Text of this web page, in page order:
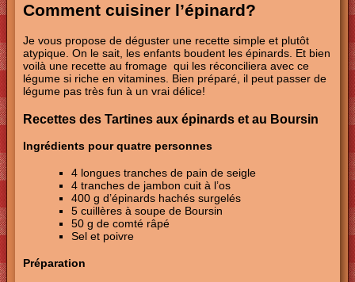
Comment cuisiner l’épinard?
Je vous propose de déguster une recette simple et plutôt
atypique. On le sait, les enfants boudent les épinards. Et bien
voilà une recette au fromage qui les réconciliera avec ce
légume si riche en vitamines. Bien préparé, il peut passer de
légume pas très fun à un vrai délice!
Recettes des Tartines aux épinards et au Boursin
Ingrédients pour quatre personnes
4 longues tranches de pain de seigle
4 tranches de jambon cuit à l’os
400 g d’épinards hachés surgelés
5 cuillères à soupe de Boursin
50 g de comté râpé
Sel et poivre
Préparation